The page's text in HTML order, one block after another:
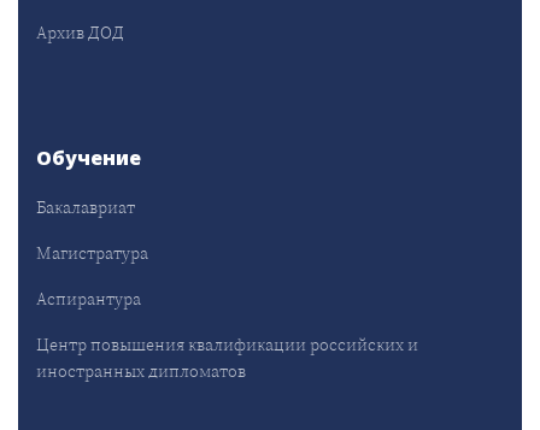
Архив ДОД
Обучение
Бакалавриат
Магистратура
Аспирантура
Центр повышения квалификации российских и
иностранных дипломатов